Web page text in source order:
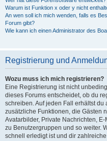
Warum ist Funktion x oder y nicht
An wen soll ich mich wenden, falls es
Forum gibt?
Wie kann ich einen Administrator des
Registrierung und
Wozu muss ich mich registrieren?
Eine Registrierung ist nicht
dieses Forums entscheidet, ob du
schreiben. Auf jeden Fall erhältst
zusätzliche Funktionen, die Gästen
Avatarbilder, Private Nachrichten,
zu Benutzergruppen und so weiter.
schnell erledigt ist und dir